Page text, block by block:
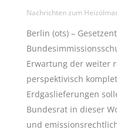
Nachrichten zum
Berlin (ots) –
Erwartung der weiter
perspektivisch
Erdgaslieferungen
Bundesrat in dieser
und